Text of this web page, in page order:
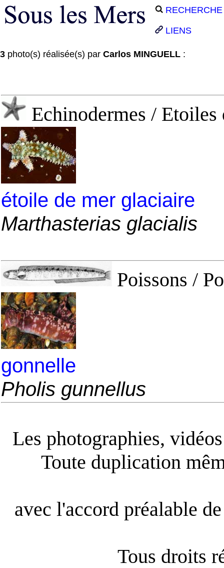
RECHERCHE
LIENS
3 photo(s) réalisée(s) par Carlos MINGUELL :
Echinodermes /
étoile de mer glaciaire
Marthasterias glacialis
Poissons /
gonnelle
Pholis gunnellus
Les photographies,
Toute duplication
avec l'accord préalable
Tous droits